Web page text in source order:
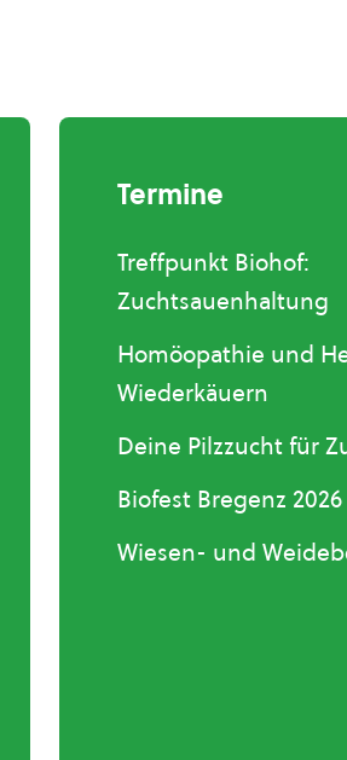
Termine
Treffpunkt Biohof:
Zuchtsauenhaltung
Homöopathie und
Wiederkäuern
Deine Pilzzucht für
Biofest Bregenz 2026
Wiesen- und